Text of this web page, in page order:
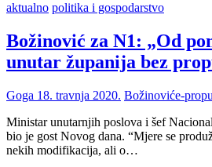
aktualno politika i gospodarstvo
Božinović za N1: „Od
unutar županija bez
Goga 18. travnja 2020. Božinoviće-
Ministar unutarnjih poslova i šef
bio je gost Novog dana. “Mjere se
nekih modifikacija, ali o…